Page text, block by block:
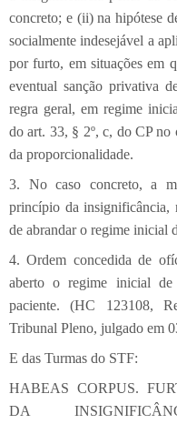
concreto; e (ii) na hipótese
socialmente indesejável a
por furto, em situações em
eventual sanção privativa
regra geral, em regime
do art. 33, § 2º, c, do CP
da proporcionalidade.
3. No caso concreto, a
princípio da insignificância,
de abrandar o regime inicial
4. Ordem concedida de
aberto o regime inicial de
paciente. (HC 123108,
Tribunal Pleno, julgado em
E das Turmas do STF:
HABEAS CORPUS.
DA